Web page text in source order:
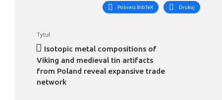
Pobierz BibTeX Drukuj
Tytuł
Isotopic metal compositions of
Viking and medieval tin artifacts
from Poland reveal expansive trade
network